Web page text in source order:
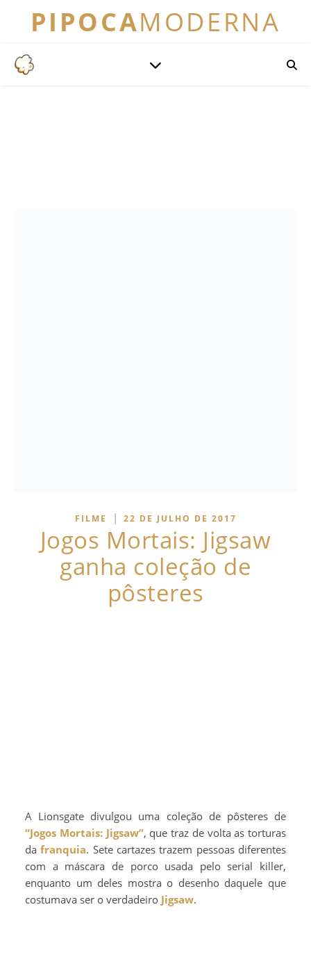
PIPOCAMODERNA
FILME | 22 DE JULHO DE 2017
Jogos Mortais: Jigsaw
ganha coleção de
pôsteres
A Lionsgate divulgou uma coleção de pôsteres de
“Jogos Mortais: Jigsaw”, que traz de volta as torturas
dafranquia. Sete cartazes trazem pessoas diferentes
com a máscara de porco usada pelo serial killer,
enquanto um deles mostra o desenho daquele que
costumava ser o verdadeiro Jigsaw.